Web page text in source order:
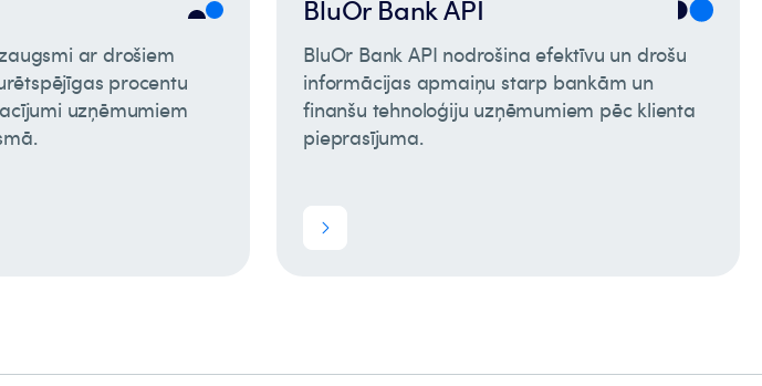
ar drošiem
procentu
uzņēmumiem
BluOr Bank API
BluOr Bank API nodrošina efektīvu un drošu
informācijas apmaiņu starp bankām un
finanšu tehnoloģiju uzņēmumiem pēc klienta
pieprasījuma.